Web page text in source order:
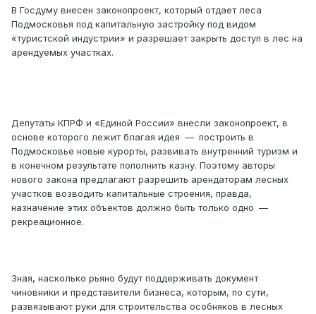
В Госдуму внесен законопроект, который отдает леса
Подмосковья под капитальную застройку под видом
«туристской индустрии» и разрешает закрыть доступ в лес на
арендуемых участках.
Депутаты КПРФ и «Единой России» внесли законопроект, в
основе которого лежит благая идея — построить в
Подмосковье новые курорты, развивать внутренний туризм и
в конечном результате пополнить казну. Поэтому авторы
нового закона предлагают разрешить арендаторам лесных
участков возводить капитальные строения, правда,
назначение этих объектов должно быть только одно —
рекреационное.
Зная, насколько рьяно будут поддерживать документ
чиновники и представители бизнеса, которым, по сути,
развязывают руки для строительства особняков в лесных